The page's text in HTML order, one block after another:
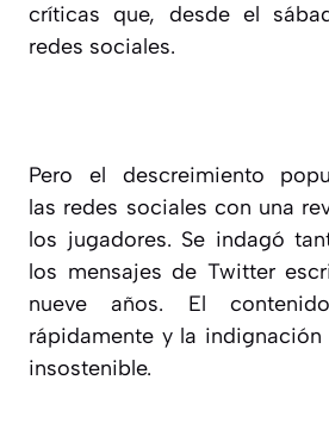
críticas que, desde el
redes sociales.
Pero el descreimiento
las redes sociales con una
los jugadores. Se indagó
los mensajes de Twitter
nueve años. El
rápidamente y la
insostenible.